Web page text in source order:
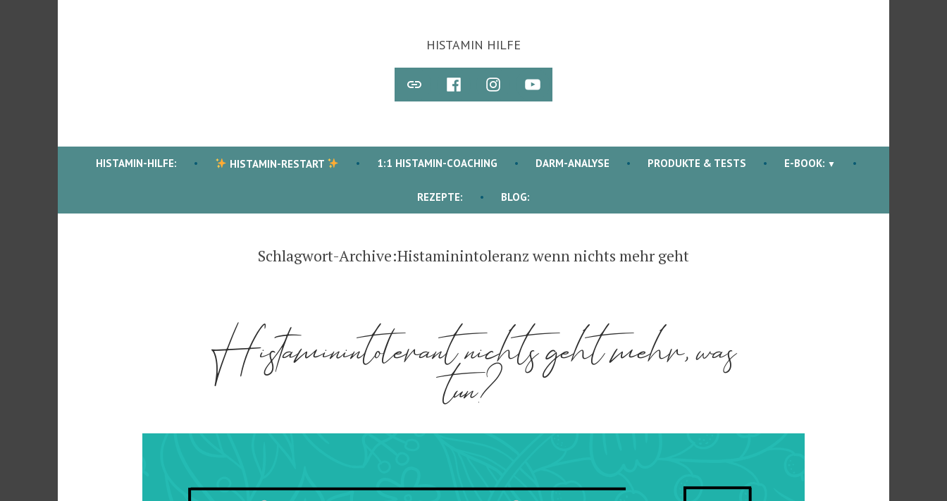
HISTAMIN HILFE
HISTAMIN-HILFE: HISTAMIN-RESTART 1:1 HISTAMIN-COACHING DARM-ANALYSE PRODUKTE & TESTS E-BOOK:
REZEPTE: BLOG:
NewsletterSTEFFISInstagramYoutube
Schlagwort-Archive:Histaminintoleranz wenn nichts mehr geht
Histaminintolerant nichts geht mehr, was
tun?